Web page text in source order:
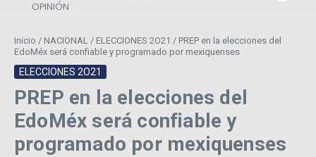
OPINIÓN
Inicio / NACIONAL / ELECCIONES 2O21 / PREP en la elecciones del
EdoMéx será confiable y programado por mexiquenses
ELECCIONES 2O21
PREP en la elecciones del
EdoMéx será confiable y
programado por mexiquenses